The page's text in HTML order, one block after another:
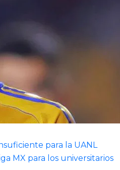
para la UANL
MX para los universitarios